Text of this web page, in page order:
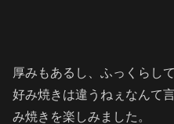
厚みもあるし、ふっくらし
好み焼きは違うねぇなんて
み焼きを楽しみました。